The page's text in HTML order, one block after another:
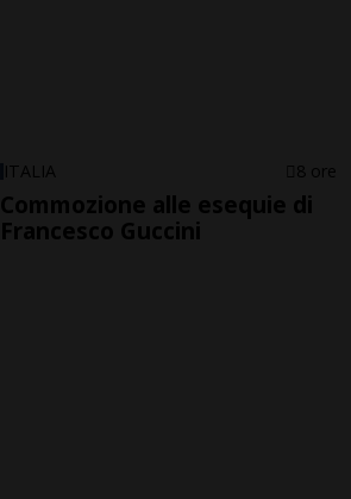
ITALIA 8 ore
Commozione alle esequie di
Francesco Guccini